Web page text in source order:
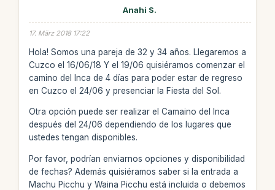
Anahi S.
17. März 2018 17:22
Hola! Somos una pareja de 32 y 34 años. Llegaremos a
Cuzco el 16/06/18 Y el 19/06 quisiéramos comenzar el
camino del Inca de 4 días para poder estar de regreso
en Cuzco el 24/06 y presenciar la Fiesta del Sol.
Otra opción puede ser realizar el Camaino del Inca
después del 24/06 dependiendo de los lugares que
ustedes tengan disponibles.
Por favor, podrían enviarnos opciones y disponibilidad
de fechas? Además quisiéramos saber si la entrada a
Machu Picchu y Waina Picchu está incluida o debemos